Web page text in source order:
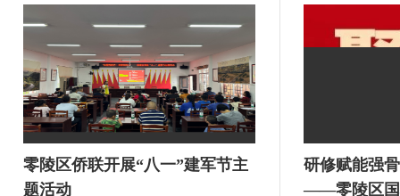
零陵区侨联开展“八一”建军节主
题活动
研修赋能强
——零陵区国